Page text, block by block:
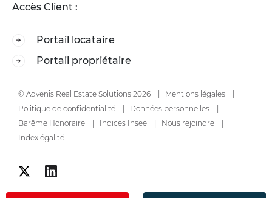
Accès Client :
Portail locataire
Portail propriétaire
© Advenis Real Estate Solutions 2026
Mentions légales
Politique de confidentialité
Données personnelles
Barême Honoraire
Indices Insee
Nous rejoindre
Index égalité